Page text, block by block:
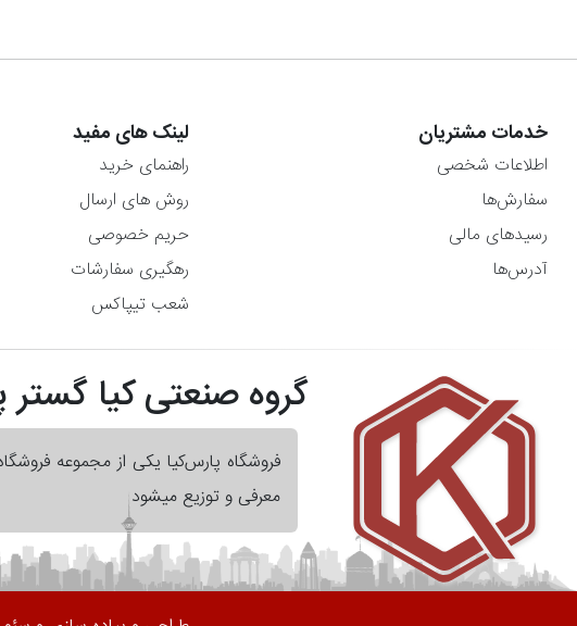
خدمات مشتریان
اطلاعات شخصی
سفارش‌ها
رسیدهای مالی
آدرس‌ها
لینک های مفید
راهنمای خرید
روش های ارسال
حریم خصوصی
رهگیری سفارشات
شعب تیپاکس
گروه صنعتی کیا
فروشگاه پارس‌کیا یکی از مجموعه
معرفی و توزیع میشود